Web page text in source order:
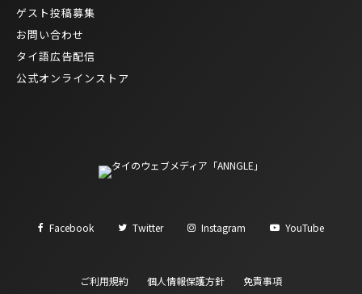
ゲスト投稿募集
お問い合わせ
タイ語広告配信
公式オンラインストア
Facebook Twitter Instagram YouTube
ご利用規約 個人情報保護方針 免責事項